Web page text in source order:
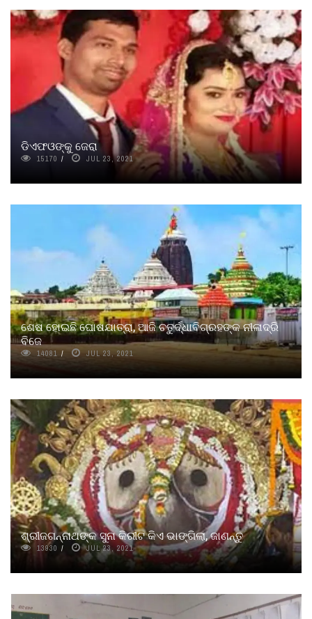
ଡିଏଫଓଙ୍କୁ ଜେରା
15170 JUL 23, 2021
ଶେଷ ହୋଇଛି ଘୋଷଯାତ୍ରା, ଆଜି ଚତୁର୍ଦ୍ଧାବିଗ୍ରହଙ୍କ ନୀଳାଦ୍ରି
ବିଜେ
14081 JUL 23, 2021
ଶ୍ରୀଜଗନ୍ନାଥଙ୍କ ସୁନା କିରୀଟ କିଏ ଭାଙ୍ଗିଲା, ଜାଣନ୍ତୁ
13930 JUL 23, 2021